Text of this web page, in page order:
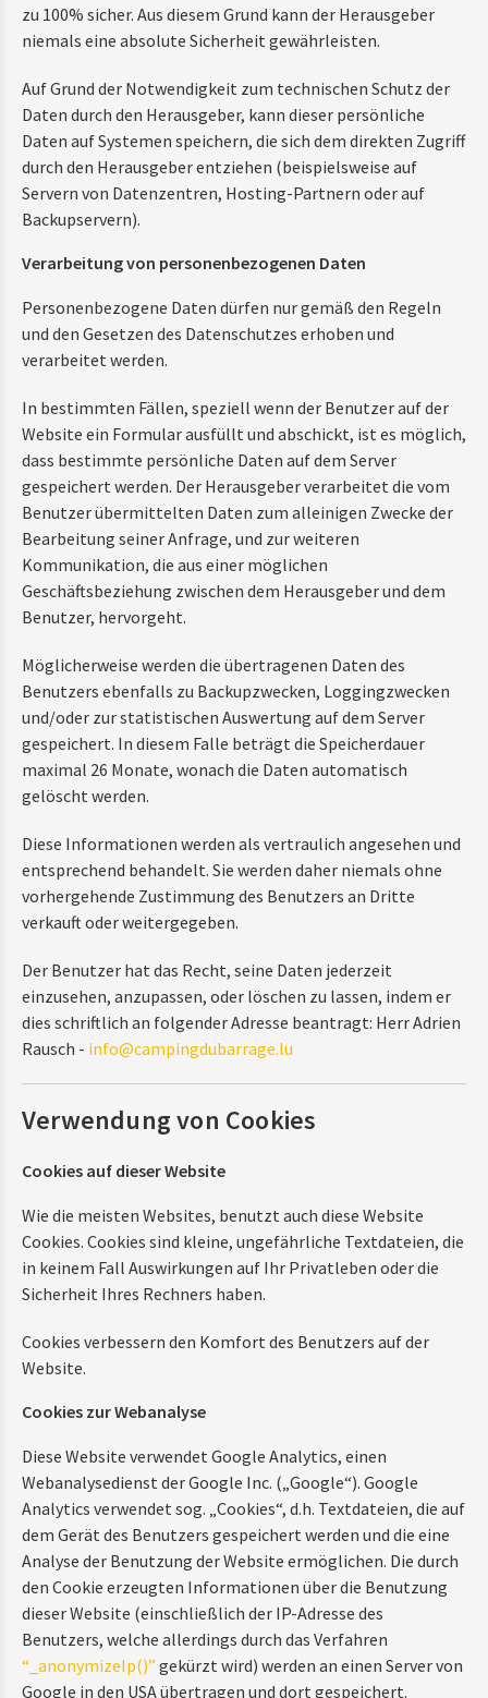
zu 100% sicher. Aus diesem Grund kann der Herausgeber
niemals eine absolute Sicherheit gewährleisten.
Auf Grund der Notwendigkeit zum technischen Schutz der
Daten durch den Herausgeber, kann dieser persönliche
Daten auf Systemen speichern, die sich dem direkten Zugriff
durch den Herausgeber entziehen (beispielsweise auf
Servern von Datenzentren, Hosting-Partnern oder auf
Backupservern).
Verarbeitung von personenbezogenen Daten
Personenbezogene Daten dürfen nur gemäß den Regeln
und den Gesetzen des Datenschutzes erhoben und
verarbeitet werden.
In bestimmten Fällen, speziell wenn der Benutzer auf der
Website ein Formular ausfüllt und abschickt, ist es möglich,
dass bestimmte persönliche Daten auf dem Server
gespeichert werden. Der Herausgeber verarbeitet die vom
Benutzer übermittelten Daten zum alleinigen Zwecke der
Bearbeitung seiner Anfrage, und zur weiteren
Kommunikation, die aus einer möglichen
Geschäftsbeziehung zwischen dem Herausgeber und dem
Benutzer, hervorgeht.
Möglicherweise werden die übertragenen Daten des
Benutzers ebenfalls zu Backupzwecken, Loggingzwecken
und/oder zur statistischen Auswertung auf dem Server
gespeichert. In diesem Falle beträgt die Speicherdauer
maximal 26 Monate, wonach die Daten automatisch
gelöscht werden.
Diese Informationen werden als vertraulich angesehen und
entsprechend behandelt. Sie werden daher niemals ohne
vorhergehende Zustimmung des Benutzers an Dritte
verkauft oder weitergegeben.
Der Benutzer hat das Recht, seine Daten jederzeit
einzusehen, anzupassen, oder löschen zu lassen, indem er
dies schriftlich an folgender Adresse beantragt: Herr Adrien
Rausch - info@campingdubarrage.lu
Verwendung von Cookies
Cookies auf dieser Website
Wie die meisten Websites, benutzt auch diese Website
Cookies. Cookies sind kleine, ungefährliche Textdateien, die
in keinem Fall Auswirkungen auf Ihr Privatleben oder die
Sicherheit Ihres Rechners haben.
Cookies verbessern den Komfort des Benutzers auf der
Website.
Cookies zur Webanalyse
Diese Website verwendet Google Analytics, einen
Webanalysedienst der Google Inc. („Google“). Google
Analytics verwendet sog. „Cookies“, d.h. Textdateien, die auf
dem Gerät des Benutzers gespeichert werden und die eine
Analyse der Benutzung der Website ermöglichen. Die durch
den Cookie erzeugten Informationen über die Benutzung
dieser Website (einschließlich der IP-Adresse des
Benutzers, welche allerdings durch das Verfahren
“_anonymizeIp()” gekürzt wird) werden an einen Server von
Google in den USA übertragen und dort gespeichert.